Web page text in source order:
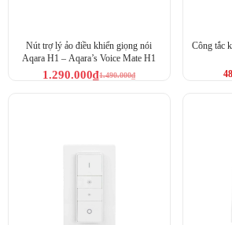
Nút trợ lý ảo điều khiển giọng nói
Aqara H1 – Aqara’s Voice Mate H1
1.490.000₫
1.290.000₫
Công tắc